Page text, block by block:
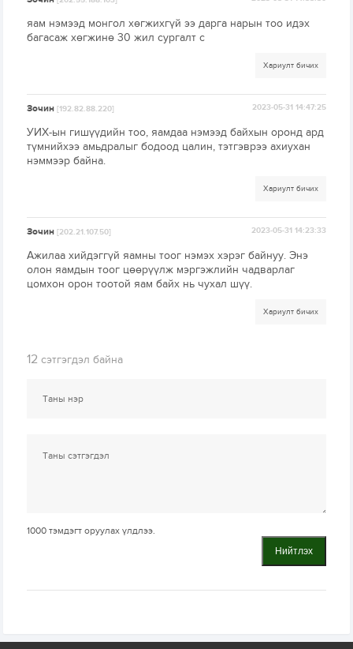
яам нэмээд монгол хөгжихгүй ээ дарга нарын тоо идэх
багасаж хөгжинө 30 жил сургалт с
Хариулт бичих
Зочин[192.82.88.220] 2023-05-31 14:47:25
УИХ-ын гишүүдийн тоо, яамдаа нэмээд байхын оронд ард
түмнийхээ амьдралыг бодоод цалин, тэтгэврээ ахиухан
нэммээр байна.
Хариулт бичих
Зочин[202.21.107.50] 2023-05-31 14:23:33
Ажилаа хийдэггүй яамны тоог нэмэх хэрэг байнуу. Энэ
олон яамдын тоог цөөрүүлж мэргэжлийн чадварлаг
цомхон орон тоотой яам байх нь чухал шүү.
Хариулт бичих
12 сэтгэгдэл байна
1000 тэмдэгт оруулах үлдлээ.
Нийтлэх